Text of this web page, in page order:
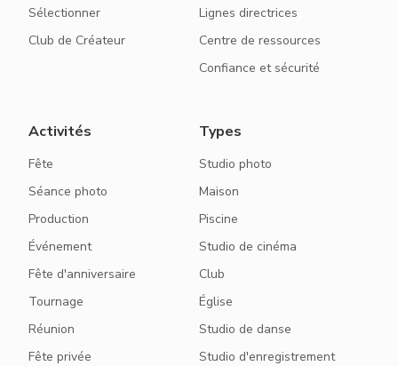
Sélectionner
Club de Créateur
Lignes directrices
Centre de ressources
Confiance et sécurité
Activités
Fête
Séance photo
Production
Événement
Fête d'anniversaire
Tournage
Réunion
Fête privée
Types
Studio photo
Maison
Piscine
Studio de cinéma
Club
Église
Studio de danse
Studio d'enregistrement